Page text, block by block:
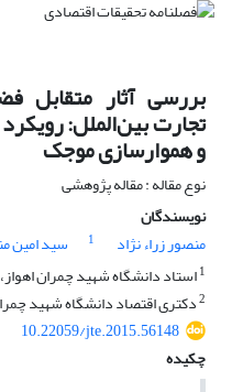
بررسی آثار متقابل
تجارت بین‌الملل:
و هموارسازی موجک
نوع مقاله : مقاله پژوهشی
نویسندگان
منصور زراء نژاد
1 سید امین
1استاد دانشگاه شهید چمران
2دکتری اقتصاد دانشگاه شهید
10.22059/jte.2015.56148
چکیده